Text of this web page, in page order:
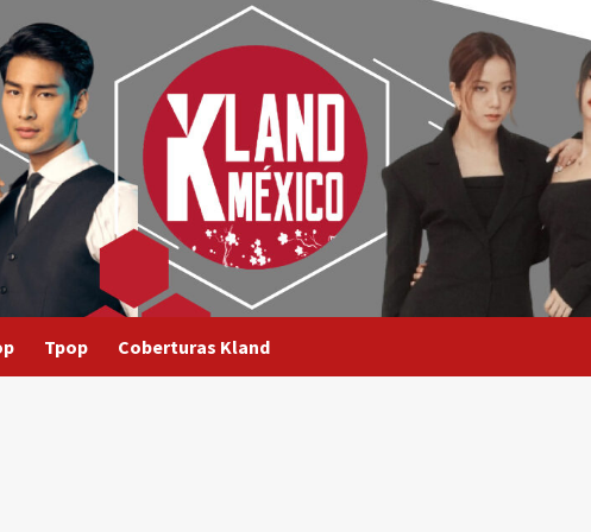
Tpop Coberturas Kland